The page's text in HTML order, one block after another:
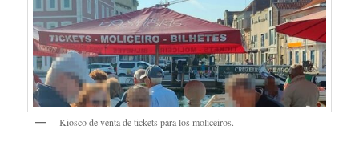
Kiosco de venta de tickets para los moliceiros.